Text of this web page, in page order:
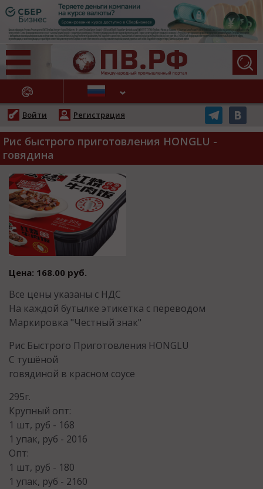
НОВОСТИ
Войти Регистрация
Рис быстрого приготовления HONGLU -
говядина
Цена: 168.00 руб.
Все цены указаны с НДС
На каждой бутылке этикетка с переводом
Маркировка "Честный знак"
Рис Быстрого Приготовления HONGLU
С тушёной
говядиной в красном соусе
295г.
Крупный опт:
1 шт, руб - 168
1 упак, руб - 2016
Опт:
1 шт, руб - 180
1 упак, руб - 2160